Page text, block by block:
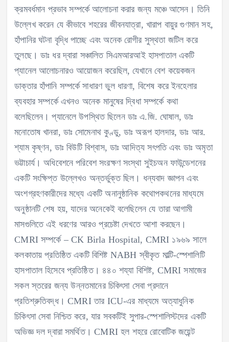
ক্রমবর্ধমান প্রভাব সম্পর্কে আলোচনা করার জন্য মঞ্চে আসেন। তিনি
উল্লেখ করেন যে কীভাবে শহরের জীবনযাত্রা, খারাপ বায়ুর গুণমান সহ,
হাঁপানির ঘটনা বৃদ্ধি পাচ্ছে এবং অনেক রোগীর সুস্থতা জটিল করে
তুলছে। ডাঃ ধর দ্বারা সঞ্চালিত সিএমআরআই হাসপাতাল একটি
প্যানেল আলোচনারও আয়োজন করেছিল, যেখানে বেশ কয়েকজন
ডাক্তার হাঁপানি সম্পর্কে সাধারণ ভুল ধারণা, বিশেষ করে ইনহেলার
ব্যবহার সম্পর্কে এখনও অনেক মানুষের দ্বিধা সম্পর্কে কথা
বলেছিলেন। প্যানেলে উপস্থিত ছিলেন ডাঃ এ.জি. ঘোষাল, ডাঃ
মনোতোষ খানরা, ডাঃ সোমেনাথ কুণ্ডু, ডাঃ অরূপ হালদার, ডাঃ আর.
শ্যাম কৃষ্ণন, ডাঃ বিউটি বিশ্বাস, ডাঃ আদিত্য সৎপতি এবং ডাঃ অমৃতা
ভট্টাচার্য। অধিবেশনে পরিবেশ সংরক্ষণ সংস্থা সুইচঅন ফাউন্ডেশনের
একটি সংক্ষিপ্ত উল্লেখও অন্তর্ভুক্ত ছিল। ধন্যবাদ জ্ঞাপন এবং
অংশগ্রহণকারীদের মধ্যে একটি অনানুষ্ঠানিক কথোপকথনের মাধ্যমে
অনুষ্ঠানটি শেষ হয়, যাদের অনেকেই বলেছিলেন যে তারা আগামী
মাসগুলিতে এই ধরণের আরও প্রচেষ্টা দেখতে আশা করছেন।
CMRI সম্পর্কে – CK Birla Hospital, CMRI ১৯৬৯ সালে
কলকাতায় প্রতিষ্ঠিত একটি বিশিষ্ট NABH স্বীকৃত মাল্টি-স্পেশালিটি
হাসপাতাল হিসেবে প্রতিষ্ঠিত। ৪৪০ শয্যা বিশিষ্ট, CMRI সমাজের
সকল স্তরের জন্য উন্নতমানের চিকিৎসা সেবা প্রদানে
প্রতিশ্রুতিবদ্ধ। CMRI তার ICU-এর মাধ্যমে অত্যাধুনিক
চিকিৎসা সেবা নিশ্চিত করে, যার সবকটিই সুপার-স্পেশালিস্টদের একটি
অভিজ্ঞ দল দ্বারা সমর্থিত। CMRI হল শহরে রোবোটিক জয়েন্ট